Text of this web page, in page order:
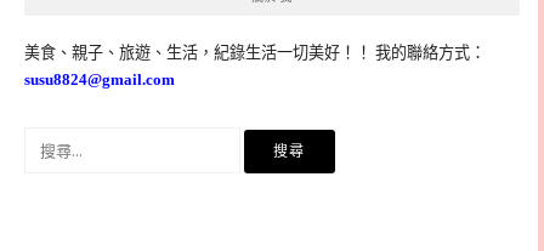
美食、親子、旅遊、生活，紀錄生活一切美好！！ 我的聯絡方式：
susu8824@gmail.com